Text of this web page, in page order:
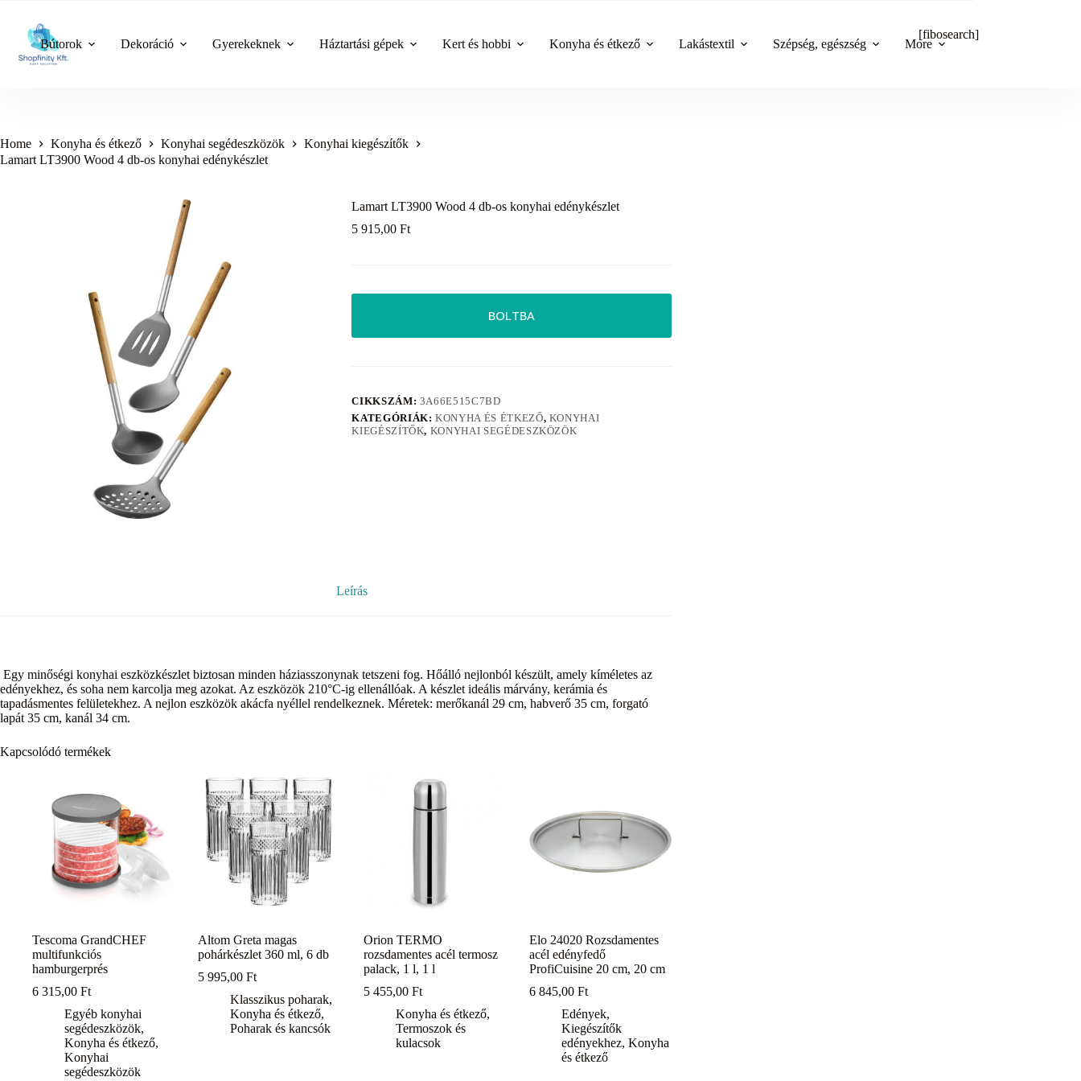
content
Bútorok Dekoráció Gyerekeknek Háztartási gépek Kert és hobbi Konyha és étkező Lakástextil Szépség, egészség More
[fibosearch]
Home Konyha és étkező Konyhai segédeszközök
Konyhai kiegészítők
Lamart LT3900 Wood 4 db-os konyhai edénykészlet
Lamart LT3900 Wood 4 db-os konyhai edénykészlet
5 915,00Ft
BOLTBA
CIKKSZÁM: 3A66E515C7BD
KATEGÓRIÁK:KONYHA ÉS ÉTKEZŐ, KONYHAI
KIEGÉSZÍTŐK, KONYHAI SEGÉDESZKÖZÖK
Leírás
Egy minőségi konyhai eszközkészlet biztosan minden háziasszonynak tetszeni fog. Hőálló nejlonból készült, amely kíméletes az
edényekhez, és soha nem karcolja meg azokat. Az eszközök 210°C-ig ellenállóak. A készlet ideális márvány, kerámia és
tapadásmentes felületekhez. A nejlon eszközök akácfa nyéllel rendelkeznek. Méretek: merőkanál 29 cm, habverő 35 cm, forgató
lapát 35 cm, kanál 34 cm.
Kapcsolódó termékek
Tescoma GrandCHEF
multifunkciós
hamburgerprés
6 315,00 Ft
Egyéb konyhai
segédeszközök,
Konyha és étkező,
Konyhai
segédeszközök
Altom Greta magas
pohárkészlet 360 ml, 6 db
5 995,00Ft
Klasszikus poharak,
Konyha és étkező,
Poharak és kancsók
Orion TERMO
rozsdamentes acél termosz
palack, 1 l, 1 l
5 455,00Ft
Konyha és étkező,
Termoszok és
kulacsok
Elo 24020 Rozsdamentes
acél edényfedő
ProfiCuisine 20 cm, 20 cm
6 845,00Ft
Edények,
Kiegészítők
edényekhez,Konyha
és étkező